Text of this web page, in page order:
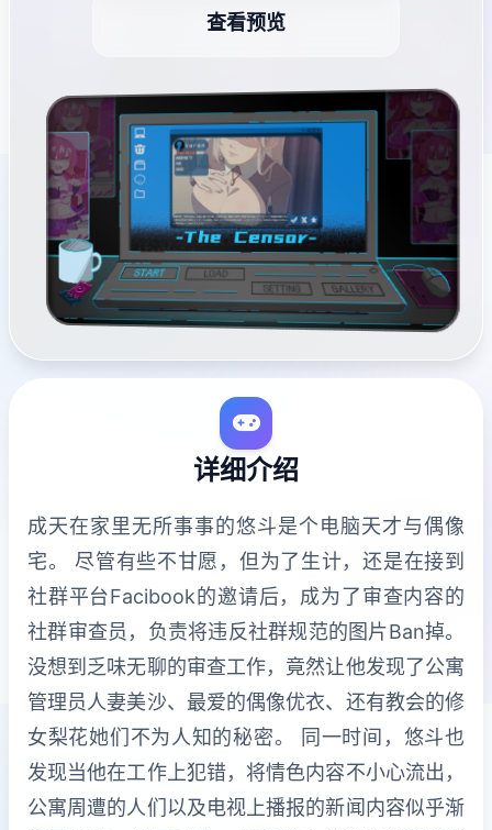
查看预览
详细介绍
成天在家里无所事事的悠斗是个电脑天才与偶像
宅。 尽管有些不甘愿，但为了生计，还是在接到
社群平台Facibook的邀请后，成为了审查内容的
社群审查员，负责将违反社群规范的图片Ban掉。
没想到乏味无聊的审查工作，竟然让他发现了公寓
管理员人妻美沙、最爱的偶像优衣、还有教会的修
女梨花她们不为人知的秘密。 同一时间，悠斗也
发现当他在工作上犯错，将情色内容不小心流出，
公寓周遭的人们以及电视上播报的新闻内容似乎渐